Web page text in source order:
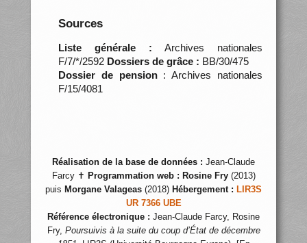
Sources
Liste générale : Archives nationales
F/7/*/2592 Dossiers de grâce : BB/30/475
Dossier de pension: Archives nationales
F/15/4081
Réalisation de la base de données : Jean-Claude
Farcy ✝ Programmation web : Rosine Fry(2013)
puis Morgane Valageas (2018) Hébergement : LIR3S
UR 7366 UBE
Référence électronique : Jean-Claude Farcy, Rosine
Fry, Poursuivis à la suite du coup d’État de décembre